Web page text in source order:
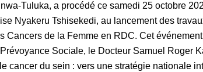
Tuluka, a procédé ce samedi 25 octobre
Nyakeru Tshisekedi, au lancement des
Cancers de la Femme en RDC. Cet
Sociale, le Docteur Samuel Roger
cancer du sein : vers une stratégie nationale